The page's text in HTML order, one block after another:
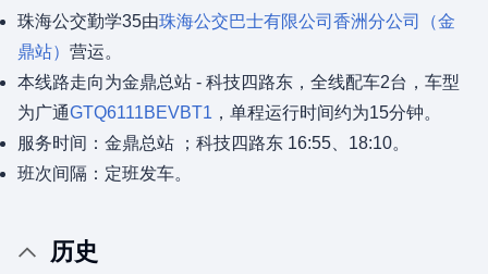
珠海公交勤学35由珠海公交巴士有限公司 香洲分公司（金
鼎站） 营运。
本线路走向为金鼎总站 - 科技四路东，全线配车2台，车型
为广通GTQ6111BEVBT1 ，单程运行时间约为15分钟。
服务时间：金鼎总站 ；科技四路东 16:55、18:10。
班次间隔：定班发车。
历史